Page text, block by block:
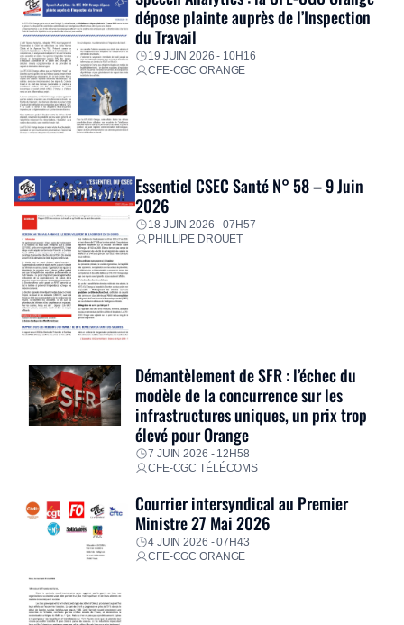
dépose plainte auprès de l’Inspection
du Travail
19 JUIN 2026 - 10H16
CFE-CGC ORANGE
Essentiel CSEC Santé N° 58 – 9 Juin
2026
18 JUIN 2026 - 07H57
PHILLIPE DROUET
Démantèlement de SFR : l’échec du
modèle de la concurrence sur les
infrastructures uniques, un prix trop
élevé pour Orange
7 JUIN 2026 - 12H58
CFE-CGC TÉLÉCOMS
Courrier intersyndical au Premier
Ministre 27 Mai 2026
4 JUIN 2026 - 07H43
CFE-CGC ORANGE